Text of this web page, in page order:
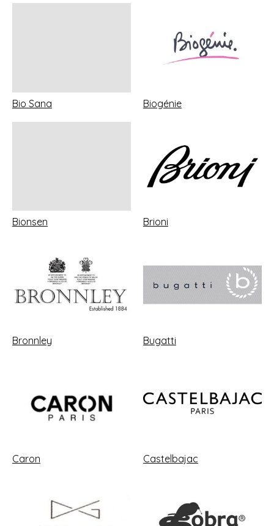
Bio Sana Biogénie
Bionsen Brioni
Bronnley Bugatti
Caron Castelbajac